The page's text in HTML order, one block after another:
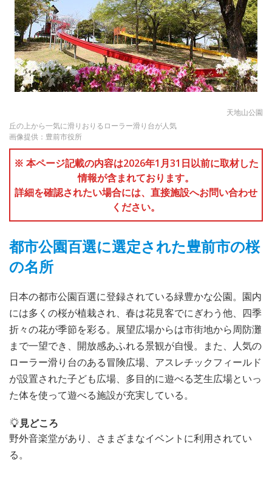
天地山公園
丘の上から一気に滑りおりるローラー滑り台が人気
画像提供：豊前市役所
※ 本ページ記載の内容は2026年1月31日以前に取材した
情報が含まれております。
詳細を確認されたい場合には、直接施設へお問い合わせ
ください。
都市公園百選に選定された豊前市の桜
の名所
日本の都市公園百選に登録されている緑豊かな公園。園内
には多くの桜が植栽され、春は花見客でにぎわう他、四季
折々の花が季節を彩る。展望広場からは市街地から周防灘
まで一望でき、開放感あふれる景観が自慢。また、人気の
ローラー滑り台のある冒険広場、アスレチックフィールド
が設置された子ども広場、多目的に遊べる芝生広場といっ
た体を使って遊べる施設が充実している。
見どころ
野外音楽堂があり、さまざまなイベントに利用されてい
る。